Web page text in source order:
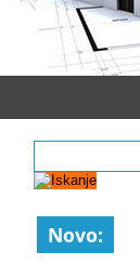
Novo: